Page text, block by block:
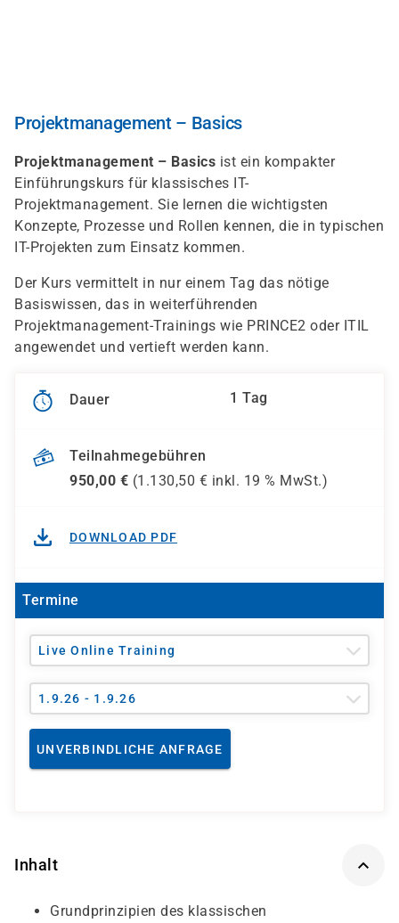
Projektmanagement – Basics
Projektmanagement – Basics ist ein kompakter
Einführungskurs für klassisches IT-
Projektmanagement. Sie lernen die wichtigsten
Konzepte, Prozesse und Rollen kennen, die in typischen
IT-Projekten zum Einsatz kommen.
Der Kurs vermittelt in nur einem Tag das nötige
Basiswissen, das in weiterführenden
Projektmanagement-Trainings wie PRINCE2 oder ITIL
angewendet und vertieft werden kann.
Dauer 1 Tag
Teilnahmegebühren
950,00 € (1.130,50 € inkl. 19 % MwSt.)
DOWNLOAD PDF
Termine
Live Online Training
1.9.26 - 1.9.26
UNVERBINDLICHE ANFRAGE
Inhalt
Grundprinzipien des klassischen